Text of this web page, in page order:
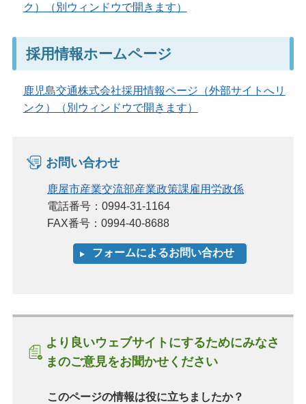
ク）（別ウィンドウで開きます）
採用情報ホームページ
鹿児島交通株式会社採用情報ページ（外部サイトへリ
ンク）（別ウィンドウで開きます）
お問い合わせ
鹿屋市産業交流部産業政策課雇用労政係
電話番号：0994-31-1164
FAX番号：0994-40-8688
より良いウェブサイトにするためにみなさ
まのご意見をお聞かせください
このページの情報は役に立ちましたか？